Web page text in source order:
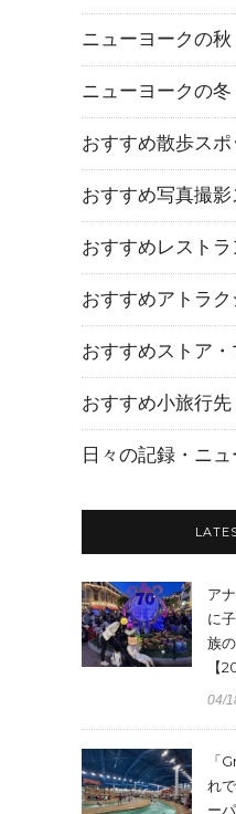
ニューヨークの
ニューヨークの
おすすめ散歩スポ
おすすめ写真撮影
おすすめレスト
おすすめアトラク
おすすめストア・
おすすめ小旅行先
日々の記録・ニュ
ア
に
族
【
04/
「
れ
ー